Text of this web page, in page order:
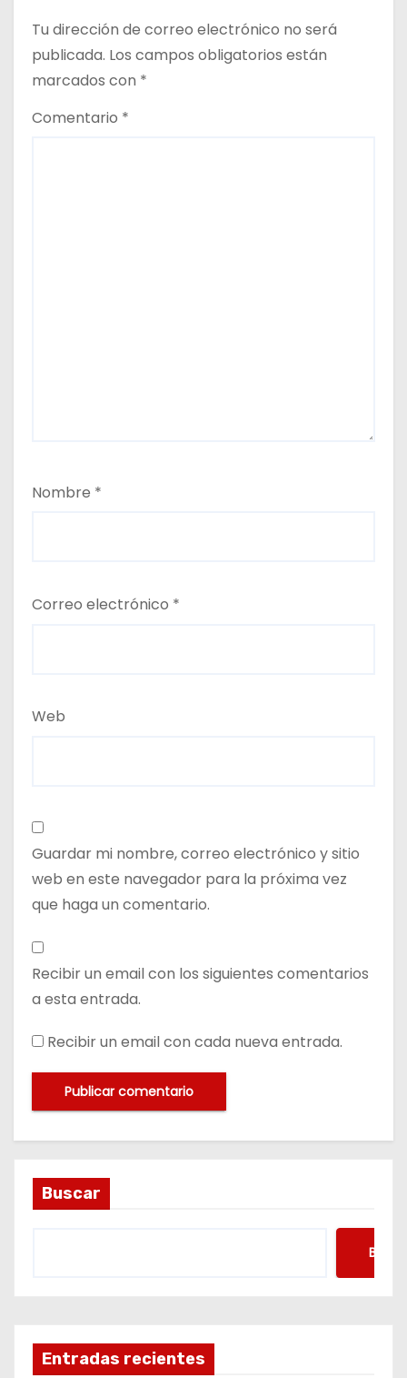
t
r
a
d
Tu dirección de correo electrónico no será
publicada. Los campos obligatorios están
marcados con *
Comentario *
Nombre *
Correo electrónico *
Web
Guardar mi nombre, correo electrónico y sitio
web en este navegador para la próxima vez
que haga un comentario.
Recibir un email con los siguientes comentarios
a esta entrada.
Recibir un email con cada nueva entrada.
Buscar
Entradas recientes